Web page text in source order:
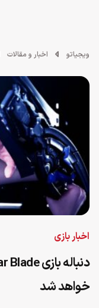
ویجیاتو اخبار و مقالات
اخبار بازی
خواهد شد